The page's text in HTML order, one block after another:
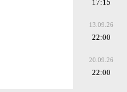
17:15
13.09.26
22:00
20.09.26
22:00